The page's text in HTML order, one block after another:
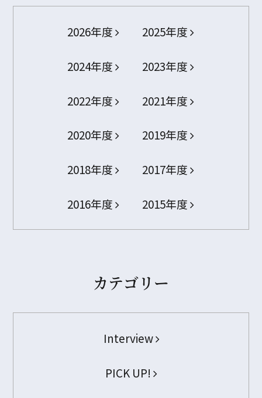
2026年度 2025年度
2024年度 2023年度
2022年度 2021年度
2020年度 2019年度
2018年度 2017年度
2016年度 2015年度
カテゴリー
Interview
PICK UP!